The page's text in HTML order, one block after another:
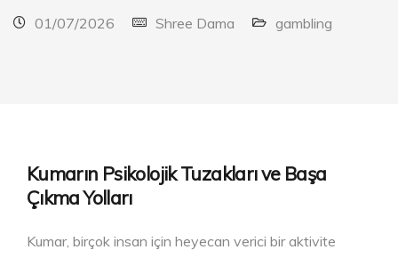
01/07/2026 Shree Dama gambling
Kumarın Psikolojik Tuzakları ve Başa
Çıkma Yolları
Kumar, birçok insan için heyecan verici bir aktivite